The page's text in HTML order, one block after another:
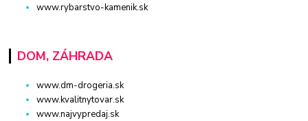
www.rybarstvo-kamenik.sk
DOM, ZÁHRADA
www.dm-drogeria.sk
www.kvalitnytovar.sk
www.najvypredaj.sk